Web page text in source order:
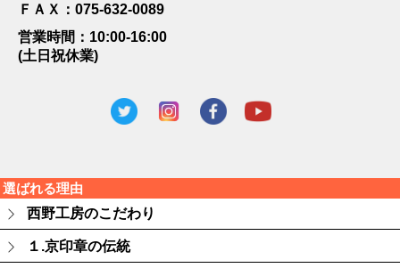
ＦＡＸ：075-632-0089
営業時間：10:00-16:00
(土日祝休業)
選ばれる理由
西野工房のこだわり
１.京印章の伝統